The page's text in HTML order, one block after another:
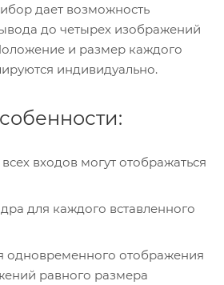
дает возможность
до четырех изображений
и размер каждого
индивидуально.
входов могут отображаться
для каждого вставленного
одновременного отображения
равного размера